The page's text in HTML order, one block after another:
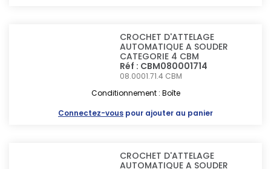
CROCHET D'ATTELAGE
AUTOMATIQUE A SOUDER
CATEGORIE 4 CBM
Réf : CBM080001714
08.0001.71.4 CBM
Conditionnement : Boîte
Connectez-vous pour ajouter au panier
CROCHET D'ATTELAGE
AUTOMATIQUE A SOUDER